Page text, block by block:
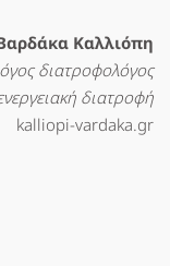
Καλλιόπη
διατροφολόγος
διατροφή
kalliopi-vardaka.gr